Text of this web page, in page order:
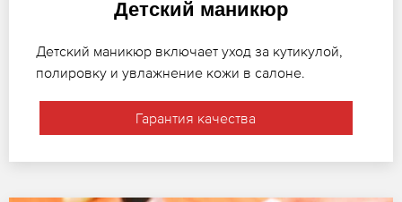
Детский маникюр
Детский маникюр включает уход за кутикулой,
полировку и увлажнение кожи в салоне.
Гарантия качества